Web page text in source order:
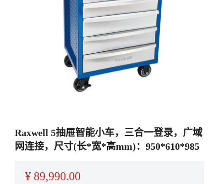
Raxwell 5抽屉智能小车，三合一登录，广域
网连接，尺寸(长*宽*高mm)：950*610*985
¥ 89,990.00